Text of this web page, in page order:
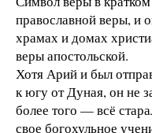
православной веры, и
храмах и домах
веры апостольской.
Хотя Арий и был
к югу от Дуная, он не
более того — всё
свое богохульное